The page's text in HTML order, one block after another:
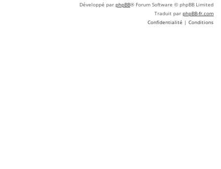
Développé par phpBB® Forum Software © phpBB Limited
Traduit par phpBB-fr.com
Confidentialité | Conditions